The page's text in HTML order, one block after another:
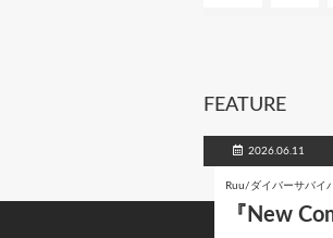
FEATURE
2026.06.11
Ruu/ダイバーサバイ
『New